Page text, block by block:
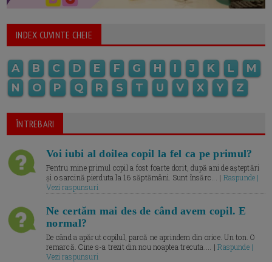
INDEX CUVINTE CHEIE
A B C D E F G H I J K L
M
N
O P Q R S T U V X Y Z
ÎNTREBARI
Voi iubi al doilea copil la fel ca pe primul?
Pentru mine primul copil a fost foarte dorit, după ani de așteptări
și o sarcină pierduta la 16 săptămâni. Sunt însărc... | Raspunde |
Vezi raspunsuri
Ne certăm mai des de când avem copil. E
normal?
De când a apărut copilul, parcă ne aprindem din orice. Un ton. O
remarcă. Cine s-a trezit din nou noaptea trecuta.... |Raspunde |
Vezi raspunsuri